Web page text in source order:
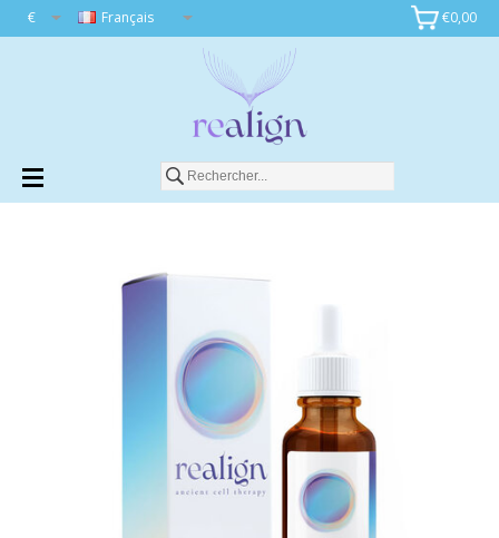
€0,00
Français
€ Ajouter au panier